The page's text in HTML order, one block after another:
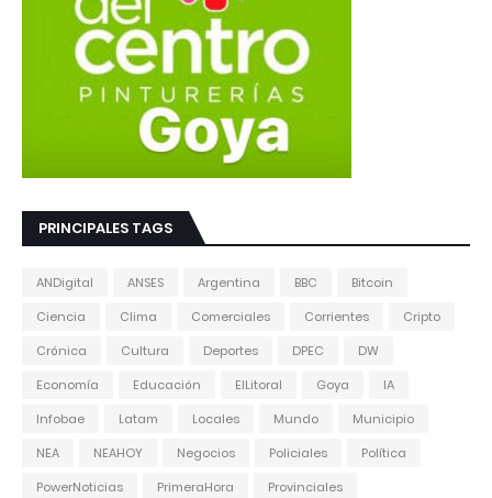
PRINCIPALES TAGS
ANDigital ANSES Argentina BBC
Bitcoin
Ciencia
Clima Comerciales Corrientes
Cripto
Crónica
Cultura Deportes DPEC
DW
Economía
Educación ElLitoral Goya
IA
Infobae
Latam Locales Mundo
Municipio
NEA
NEAHOY Negocios Policiales
Política
PowerNoticias
PrimeraHora
Provinciales